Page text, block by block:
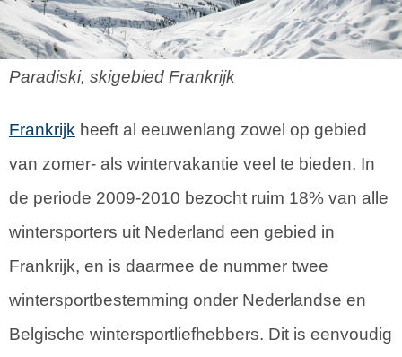
Paradiski, skigebied Frankrijk
Frankrijk heeft al eeuwenlang zowel op gebied
van zomer- als wintervakantie veel te bieden. In
de periode 2009-2010 bezocht ruim 18% van alle
wintersporters uit Nederland een gebied in
Frankrijk, en is daarmee de nummer twee
wintersportbestemming onder Nederlandse en
Belgische wintersportliefhebbers. Dit is eenvoudig